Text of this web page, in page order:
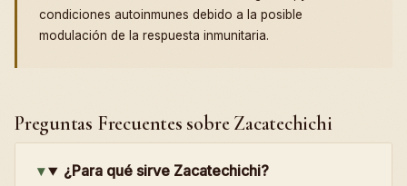
condiciones autoinmunes debido a la posible
modulación de la respuesta inmunitaria.
Preguntas Frecuentes sobre Zacatechichi
¿Para qué sirve Zacatechichi?